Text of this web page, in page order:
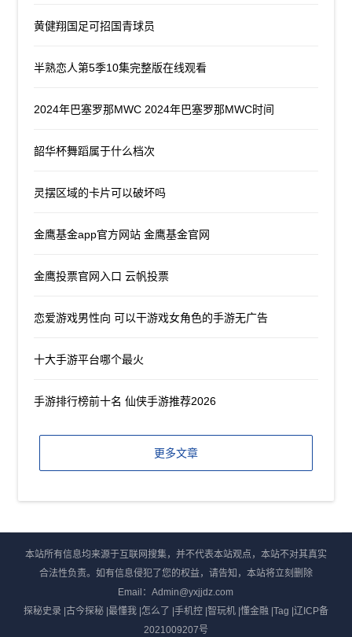
黄健翔国足可招国青球员
半熟恋人第5季10集完整版在线观看
2024年巴塞罗那MWC 2024年巴塞罗那MWC时间
韶华杯舞蹈属于什么档次
灵摆区域的卡片可以破坏吗
金鹰基金app官方网站 金鹰基金官网
金鹰投票官网入口 云帆投票
恋爱游戏男性向 可以干游戏女角色的手游无广告
十大手游平台哪个最火
手游排行榜前十名 仙侠手游推荐2026
更多文章
本站所有信息均来源于互联网搜集，并不代表本站观点，本站不对其真实
合法性负责。如有信息侵犯了您的权益，请告知，本站将立刻删除
Email：Admin@yxjjdz.com
探秘史录|古今探秘|最懂我|怎么了 |手机控|智玩机|懂金融 |Tag |辽ICP备
2021009207号